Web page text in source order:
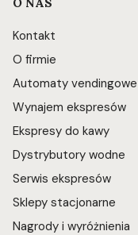
Kontakt
O firmie
Automaty vendingowe
Wynajem ekspresów
Ekspresy do kawy
Dystrybutory wodne
Serwis ekspresów
Sklepy stacjonarne
Nagrody i wyróżnienia